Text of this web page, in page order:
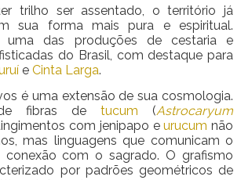
trilho ser assentado, o território já
sua forma mais pura e espiritual.
uma das produções de cestaria e
do Brasil, com destaque para
e Cinta Larga.
é uma extensão de sua cosmologia.
fibras de tucum (Astrocaryum
com jenipapo eurucum não
mas linguagens que comunicam o
com o sagrado. O grafismo
por padrões geométricos de